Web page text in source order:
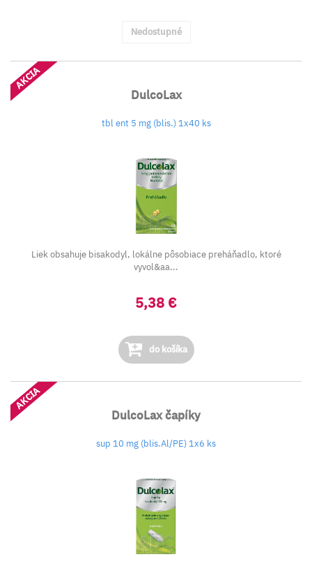
Nedostupné
DulcoLax
tbl ent 5 mg (blis.) 1x40 ks
AKCIA
Liek obsahuje bisakodyl, lokálne pôsobiace preháňadlo, ktoré
vyvol&aa...
5,38 €
do košíka
DulcoLax čapíky
sup 10 mg (blis.Al/PE) 1x6 ks
AKCIA